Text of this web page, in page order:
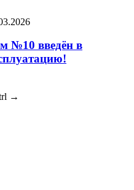
№10 введён в
→